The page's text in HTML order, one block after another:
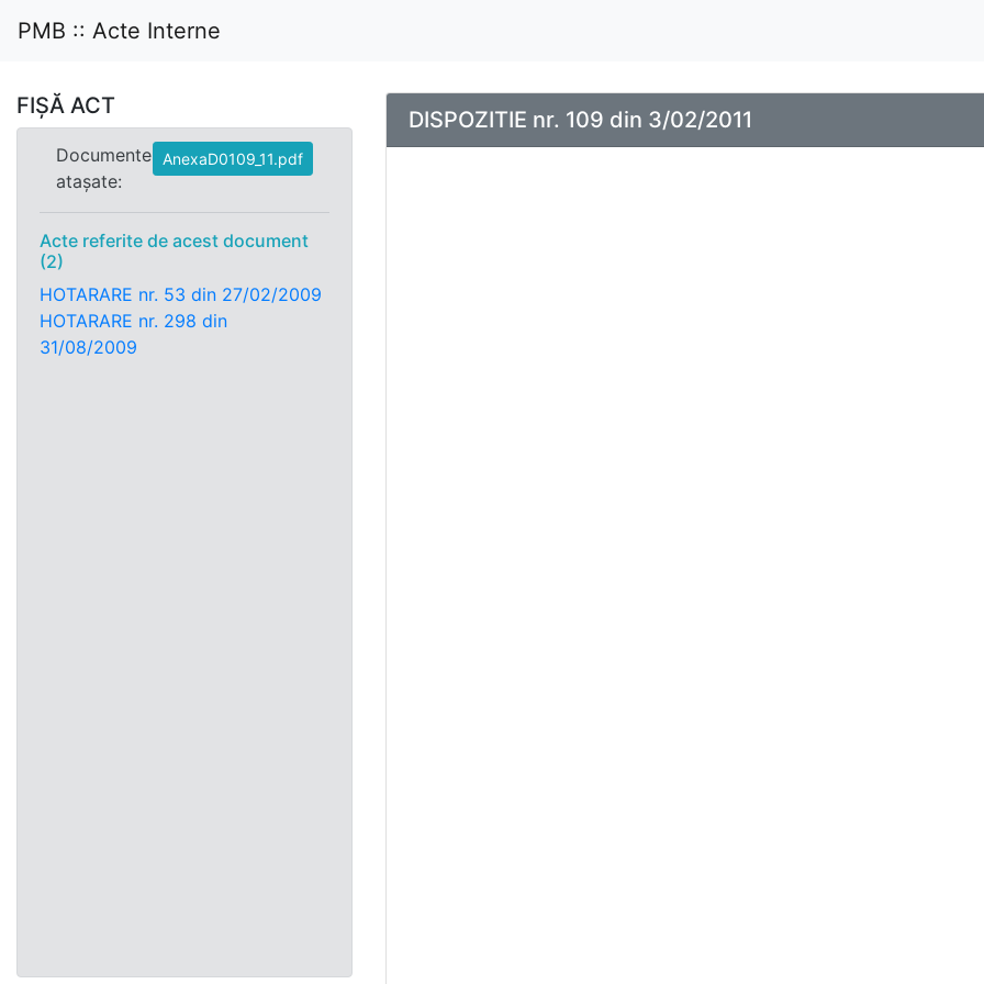
PMB :: Acte Interne
FIȘĂ ACT
Documente
atașate:
AnexaD0109_11.pdf
Acte referite de acest document
(2)
HOTARARE nr. 53 din 27/02/2009
HOTARARE nr. 298 din
31/08/2009
DISPOZITIE nr. 109 din 3/02/2011